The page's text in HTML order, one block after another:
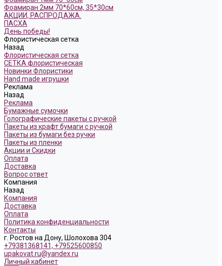
Фоамиран 2мм 70*60см, 35*30см
АКЦИИ, РАСПРОДАЖА.
ПАСХА
День победы!
Флористическая сетка
Назад
Флористическая сетка
СЕТКА флористическая
Новинки Флористики
Hand made игрушки
Реклама
Назад
Реклама
Бумажные сумочки
Голографические пакеты с ручкой
Пакеты из крафт бумаги с ручкой
Пакеты из бумаги без ручки
Пакеты из пленки
Акции и Скидки
Оплата
Доставка
Вопрос ответ
Компания
Назад
Компания
Доставка
Оплата
Политика конфиденциальности
Контакты
г. Ростов на Дону, Шолохова 304
+79381368141, +79525600850
upakovat.ru@yandex.ru
Личный кабинет